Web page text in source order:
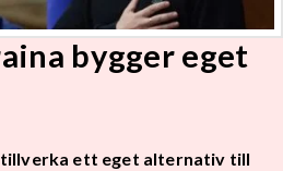
bygger eget
ett eget alternativ till